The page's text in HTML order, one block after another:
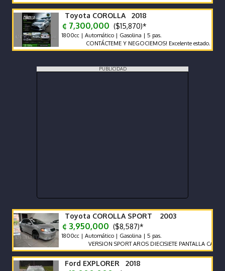
Toyota COROLLA 2018
¢ 7,300,000 ($15,870)*
1800cc | Automático | Gasolina | 5 pas.
CONTÁCTEME Y NEGOCIEMOS! Excelente estado.
PUBLICIDAD
Toyota COROLLA SPORT 2003
¢ 3,950,000 ($8,587)*
1800cc | Automático | Gasolina | 5 pas.
VERSION SPORT AROS DIECISIETE PANTALLA CAMARA
Ford EXPLORER 2018